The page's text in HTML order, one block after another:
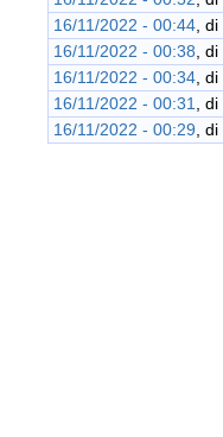
16/11/2022 - 00:44 , di
16/11/2022 - 00:38 , di
16/11/2022 - 00:34 , di
16/11/2022 - 00:31
, di
16/11/2022 - 00:29 , di